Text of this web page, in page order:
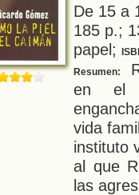
De 15 a
185 p.;
papel;
Resumen:
en el
vida
instituto
al que
las